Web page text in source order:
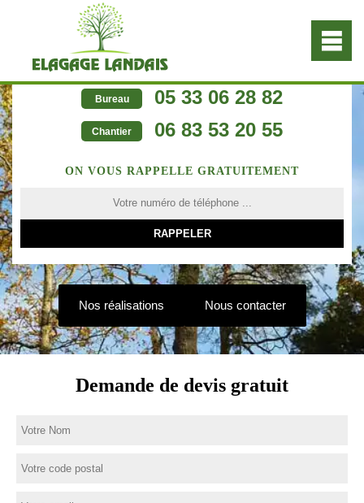
Bureau 05 33 06 28 82
Chantier 06 83 53 20 55
ON VOUS RAPPELLE GRATUITEMENT
Nos réalisations Nous contacter
Demande de devis gratuit